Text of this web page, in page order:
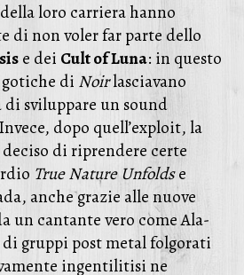
loro carriera hanno
di non voler far parte dello
e dei Cult of Luna: in questo
gotiche di Noirlasciavano
di sviluppare un sound
dopo quell’exploit, la
di riprendere certe
True Nature Unfoldse
anche grazie alle nuove
un cantante vero come Ala-
gruppi post metal folgorati
ingentilitisi ne